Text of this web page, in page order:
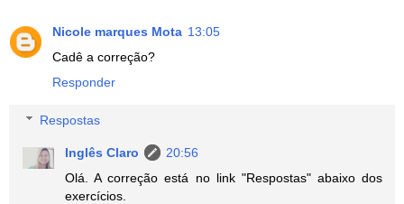
Nicole marques Mota 13:05
Cadê a correção?
Responder
Respostas
Inglês Claro
20:56
Olá. A correção está no link "Respostas" abaixo dos
exercícios.